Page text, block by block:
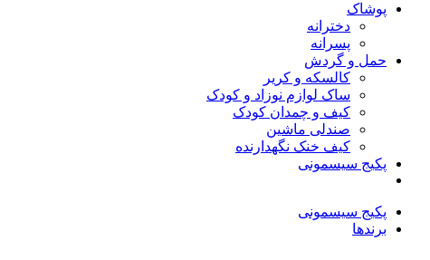
پوشاک
دخترانه
پسرانه
حمل و گردش
کالسکه و کریر
ساک لوازم نوزاد و کودک
کیف و چمدان کودک
صندلی ماشین
کیف خنک نگهدارنده
پکیج سیسمونی
پکیج سیسمونی
برندها